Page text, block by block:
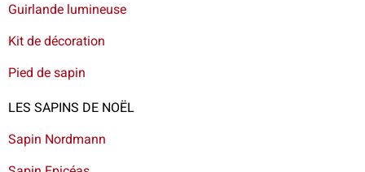
Guirlande lumineuse
Kit de décoration
Pied de sapin
LES SAPINS DE NOËL
Sapin Nordmann